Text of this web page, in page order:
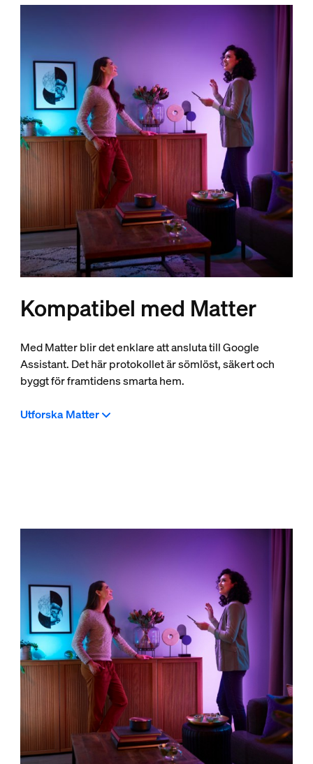
Kompatibel med Matter
Med Matter blir det enklare att ansluta till Google
Assistant. Det här protokollet är sömlöst, säkert och
byggt för framtidens smarta hem.
Utforska Matter